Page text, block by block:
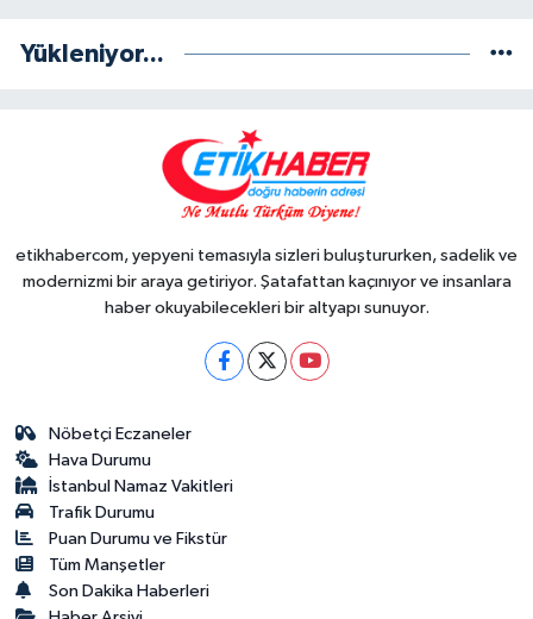
Yükleniyor...
etikhabercom, yepyeni temasıyla sizleri buluştururken, sadelik ve
modernizmi bir araya getiriyor. Şatafattan kaçınıyor ve insanlara
haber okuyabilecekleri bir altyapı sunuyor.
Nöbetçi Eczaneler
Hava Durumu
İstanbul Namaz Vakitleri
Trafik Durumu
Puan Durumu ve Fikstür
Tüm Manşetler
Son Dakika Haberleri